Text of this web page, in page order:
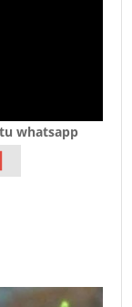
whatsapp